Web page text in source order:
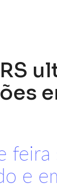
feira
e